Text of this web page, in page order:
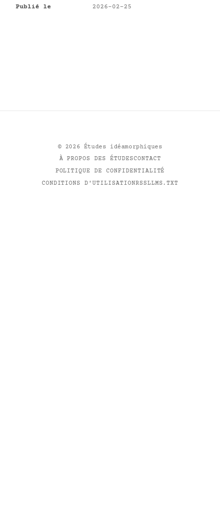
Publié le
2026-02-25
© 2026 Études idéamorphiques
À PROPOS DES ÉTUDESCONTACT
POLITIQUE DE CONFIDENTIALITÉ
CONDITIONS D'UTILISATIONRSSLLMS.TXT